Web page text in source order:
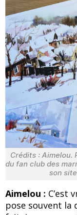
Crédits : Aimelou.
du fan club des
son
Aimelou : C’est
pose souvent la